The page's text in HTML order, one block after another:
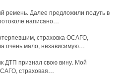
ремень. Далее предложили подуть в
написано…
страховка ОСАГО,
очень мало, независимую…
ДТП признал свою вину. Мой
страховая…